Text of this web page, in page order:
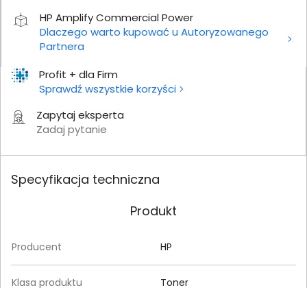
Profit + dla Firm
Sprawdź wszystkie korzyści
Zapytaj eksperta
Zadaj pytanie
HP Amplify Commercial Power
Dlaczego warto kupować u Autoryzowanego
Partnera
Specyfikacja techniczna
Produkt
Producent HP
Klasa produktu Toner